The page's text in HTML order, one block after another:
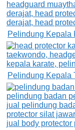
Pelindung Kepala
Pelindung Kepala